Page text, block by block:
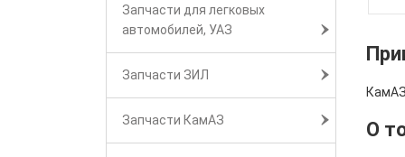
Запчасти для легковых
автомобилей, УАЗ
Запчасти ЗИЛ
Запчасти КамАЗ О